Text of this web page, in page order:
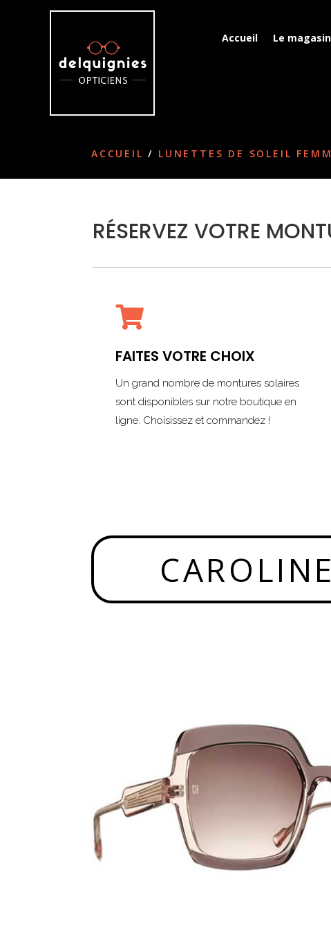
Accueil Le magasin
ACCUEIL / LUNETTES DE SOLEIL
RÉSERVEZ VOTRE

FAITES VOTRE CHOIX
Un grand nombre de montures solaires
sont disponibles sur notre boutique en
ligne. Choisissez et commandez !